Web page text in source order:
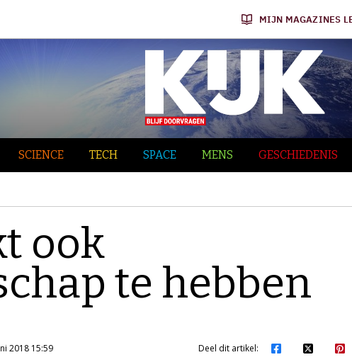
MIJN MAGAZINES
SCIENCE TECH SPACE MENS GESCHIEDENIS
ook
te hebben
2018 15:59 Deel dit artikel: